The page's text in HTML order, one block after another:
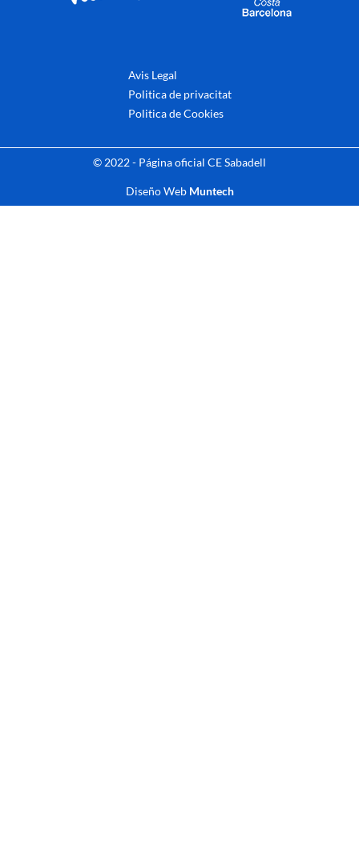
Avis Legal
Politica de privacitat
Politica de Cookies
© 2022 - Página oficial CE Sabadell
Diseño Web Muntech